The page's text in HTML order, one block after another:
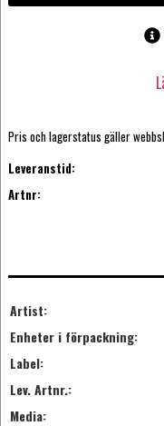
Pris och lagerstatus gäller
Leveranstid:
Artnr:
Artist:
Enheter i förpackning:
Label:
Lev. Artnr.:
Media: